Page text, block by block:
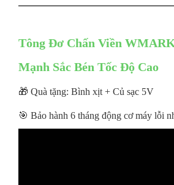
Tông Đơ Chấn Viền
Mạnh Sắc Bén Tốc Độ Cao
🎁 Quà tặng: Bình xịt + Củ sạc 5V
🎯 Bảo hành 6 tháng động cơ máy lỗi